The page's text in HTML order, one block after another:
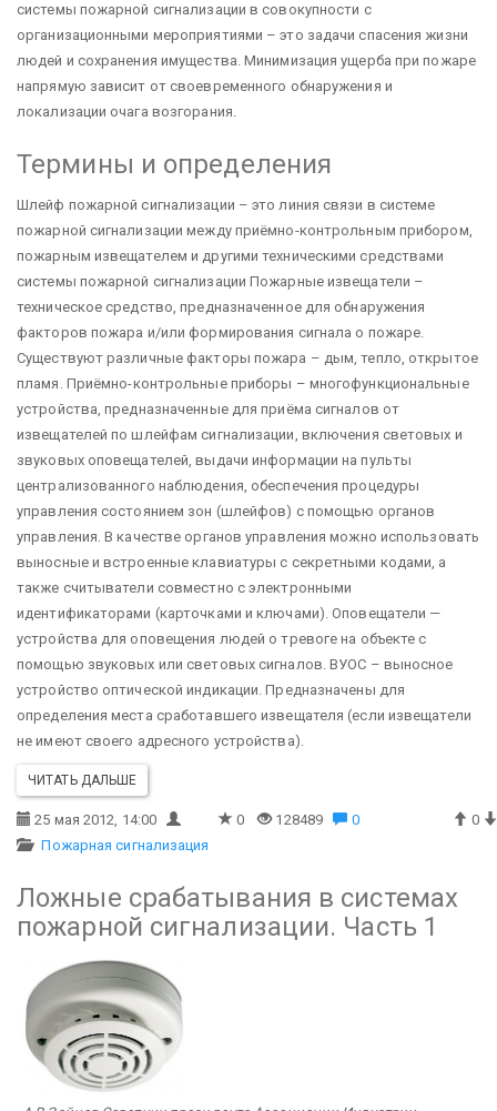
системы пожарной сигнализации в совокупности с
организационными мероприятиями – это задачи спасения жизни
людей и сохранения имущества. Минимизация ущерба при пожаре
напрямую зависит от своевременного обнаружения и
локализации очага возгорания.
Термины и определения
Шлейф пожарной сигнализации – это линия связи в системе
пожарной сигнализации между приёмно-контрольным прибором,
пожарным извещателем и другими техническими средствами
системы пожарной сигнализации Пожарные извещатели –
техническое средство, предназначенное для обнаружения
факторов пожара и/или формирования сигнала о пожаре.
Существуют различные факторы пожара – дым, тепло, открытое
пламя. Приёмно-контрольные приборы – многофункциональные
устройства, предназначенные для приёма сигналов от
извещателей по шлейфам сигнализации, включения световых и
звуковых оповещателей, выдачи информации на пульты
централизованного наблюдения, обеспечения процедуры
управления состоянием зон (шлейфов) с помощью органов
управления. В качестве органов управления можно использовать
выносные и встроенные клавиатуры с секретными кодами, а
также считыватели совместно с электронными
идентификаторами (карточками и ключами). Оповещатели —
устройства для оповещения людей о тревоге на объекте с
помощью звуковых или световых сигналов. ВУОС – выносное
устройство оптической индикации. Предназначены для
определения места сработавшего извещателя (если извещатели
не имеют своего адресного устройства).
ЧИТАТЬ ДАЛЬШЕ
25 мая 2012, 14:00 0 128489 0
0
Пожарная сигнализация
Ложные срабатывания в системах
пожарной сигнализации. Часть 1